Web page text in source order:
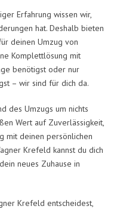
Erfahrung wissen wir,
hat. Deshalb bieten
deinen Umzug von
Komplettlösung mit
benötigst oder nur
– wir sind für dich da.
des Umzugs um nichts
Wert auf Zuverlässigkeit,
mit deinen persönlichen
Krefeld kannst du dich
neues Zuhause in
Krefeld entscheidest,